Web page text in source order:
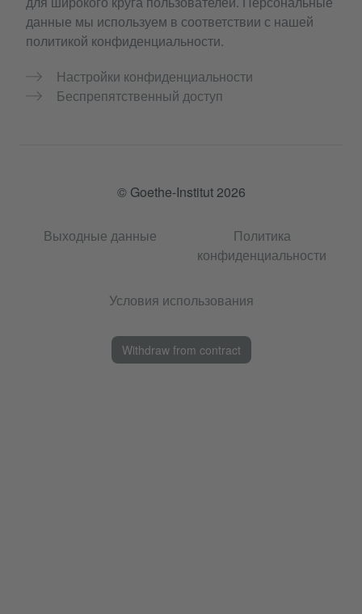
данные мы используем в соответствии с нашей
политикой конфиденциальности.
Настройки конфиденциальности
Беспрепятственный доступ
© Goethe-Institut 2026
Выходные данные
Политика
конфиденциальности
Условия использования
Withdraw from contract